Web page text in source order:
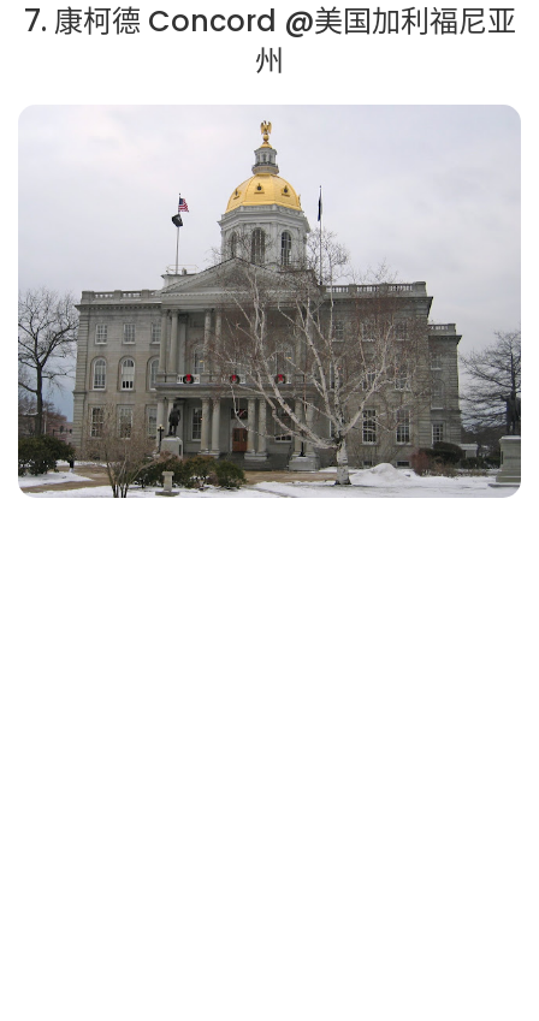
7. 康柯德 Concord @美国加利福尼亚
州